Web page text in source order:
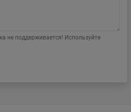
не поддерживается! Используйте